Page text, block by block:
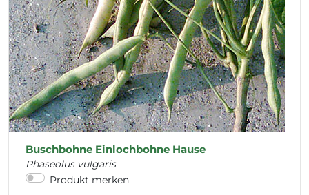
Buschbohne Einlochbohne Hause
Phaseolus vulgaris
Produkt merken